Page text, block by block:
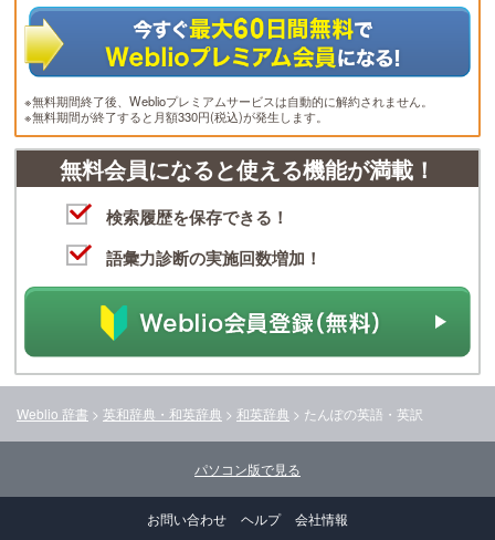
※無料期間終了後、Weblioプレミアムサービスは自動的に解約されません。
※無料期間が終了すると月額330円(税込)が発生します。
無料会員になると使える機能が満載！
検索履歴を保存できる！
語彙力診断の実施回数増加！
Weblio 辞書 > 英和辞典・和英辞典 > 和英辞典 > たんぽの英語・英訳
パソコン版で見る
お問い合わせ ヘルプ 会社情報